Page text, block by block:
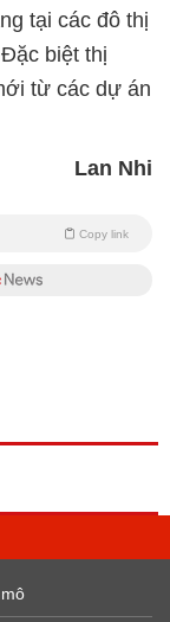
tại các đô thị
biệt thị
từ các dự án
Lan Nhi
Copy link